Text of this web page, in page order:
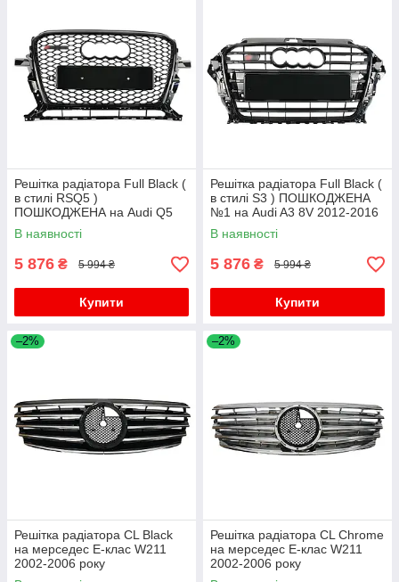
Решітка радіатора Full Black (
в стилі RSQ5 )
ПОШКОДЖЕНА на Audi Q5
8R 2012-2016 року
В наявності
5 876 ₴ 5 994 ₴
Купити
Решітка радіатора Full Black (
в стилі S3 ) ПОШКОДЖЕНА
№1 на Audi A3 8V 2012-2016
року
В наявності
5 876 ₴ 5 994 ₴
Купити
–2%
Решітка радіатора CL Black
на мерседес E-клас W211
2002-2006 року
–2%
Решітка радіатора CL Chrome
на мерседес E-клас W211
2002-2006 року